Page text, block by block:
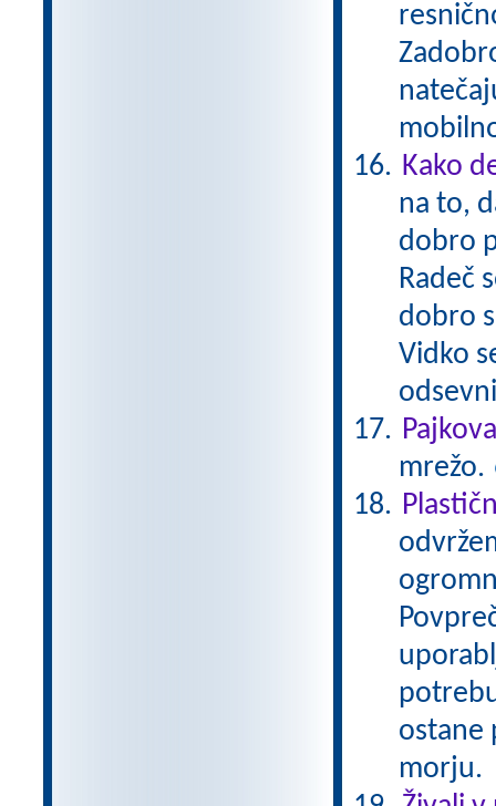
Kako
na to,
dobro
Radeč
dobro
Vidko
mrežo.
ostane
morju.